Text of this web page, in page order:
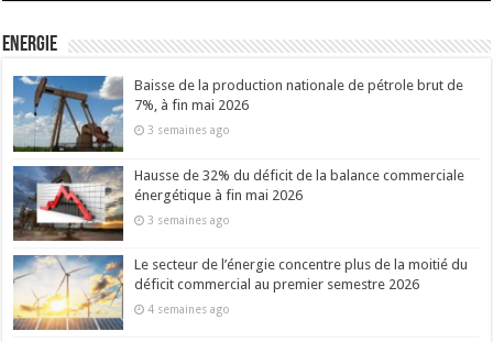
Energie
Baisse de la production nationale de pétrole brut de
7%, à fin mai 2026
3 semaines ago
Hausse de 32% du déficit de la balance commerciale
énergétique à fin mai 2026
3 semaines ago
Le secteur de l’énergie concentre plus de la moitié du
déficit commercial au premier semestre 2026
4 semaines ago